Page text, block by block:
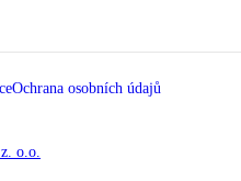
Ochrana osobních údajů
o.o.